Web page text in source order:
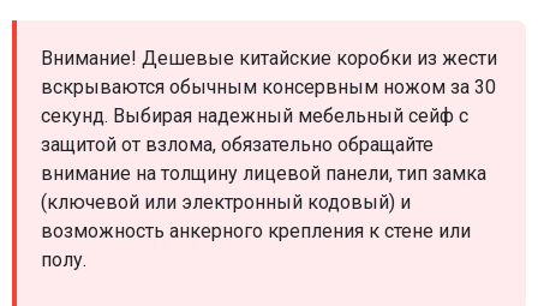
Внимание! Дешевые китайские коробки из жести
вскрываются обычным консервным ножом за 30
секунд. Выбирая надежный мебельный сейф с
защитой от взлома, обязательно обращайте
внимание на толщину лицевой панели, тип замка
(ключевой или электронный кодовый) и
возможность анкерного крепления к стене или
полу.